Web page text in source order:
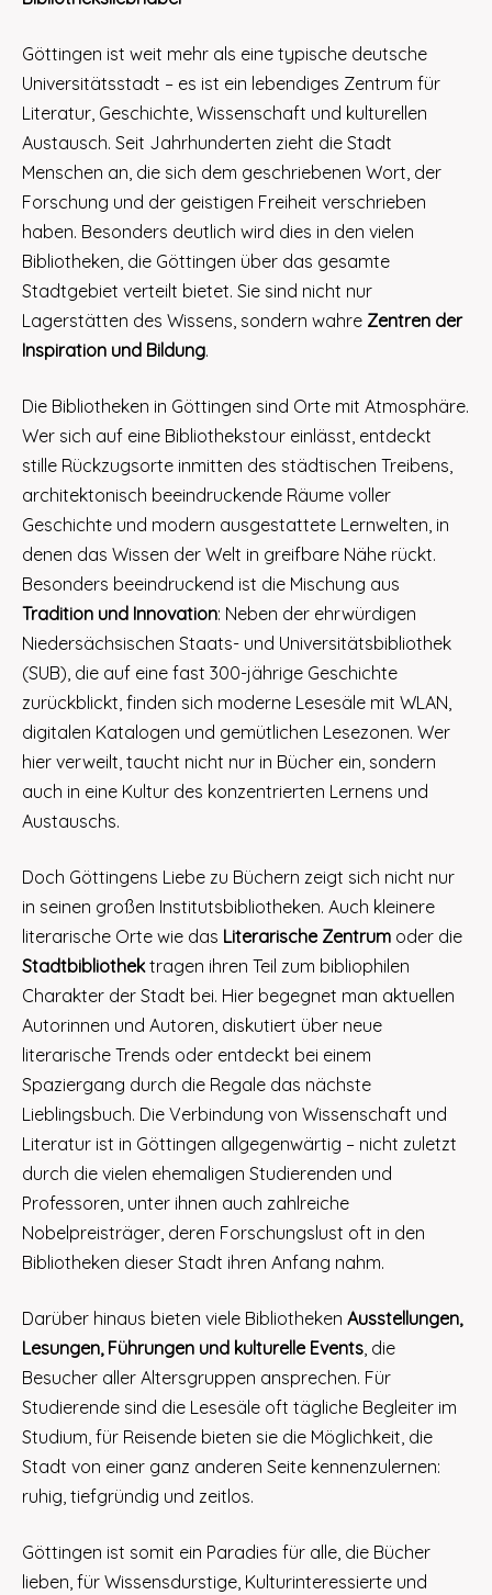
Göttingen ist weit mehr als eine typische deutsche
Universitätsstadt – es ist ein lebendiges Zentrum für
Literatur, Geschichte, Wissenschaft und kulturellen
Austausch. Seit Jahrhunderten zieht die Stadt
Menschen an, die sich dem geschriebenen Wort, der
Forschung und der geistigen Freiheit verschrieben
haben. Besonders deutlich wird dies in den vielen
Bibliotheken, die Göttingen über das gesamte
Stadtgebiet verteilt bietet. Sie sind nicht nur
Lagerstätten des Wissens, sondern wahre Zentren der
Inspiration und Bildung.
Die Bibliotheken in Göttingen sind Orte mit Atmosphäre.
Wer sich auf eine Bibliothekstour einlässt, entdeckt
stille Rückzugsorte inmitten des städtischen Treibens,
architektonisch beeindruckende Räume voller
Geschichte und modern ausgestattete Lernwelten, in
denen das Wissen der Welt in greifbare Nähe rückt.
Besonders beeindruckend ist die Mischung aus
Tradition und Innovation: Neben der ehrwürdigen
Niedersächsischen Staats- und Universitätsbibliothek
(SUB), die auf eine fast 300-jährige Geschichte
zurückblickt, finden sich moderne Lesesäle mit WLAN,
digitalen Katalogen und gemütlichen Lesezonen. Wer
hier verweilt, taucht nicht nur in Bücher ein, sondern
auch in eine Kultur des konzentrierten Lernens und
Austauschs.
Doch Göttingens Liebe zu Büchern zeigt sich nicht nur
in seinen großen Institutsbibliotheken. Auch kleinere
literarische Orte wie das Literarische Zentrum oder die
Stadtbibliothektragen ihren Teil zum bibliophilen
Charakter der Stadt bei. Hier begegnet man aktuellen
Autorinnen und Autoren, diskutiert über neue
literarische Trends oder entdeckt bei einem
Spaziergang durch die Regale das nächste
Lieblingsbuch. Die Verbindung von Wissenschaft und
Literatur ist in Göttingen allgegenwärtig – nicht zuletzt
durch die vielen ehemaligen Studierenden und
Professoren, unter ihnen auch zahlreiche
Nobelpreisträger, deren Forschungslust oft in den
Bibliotheken dieser Stadt ihren Anfang nahm.
Darüber hinaus bieten viele Bibliotheken Ausstellungen,
Lesungen, Führungen und kulturelle Events, die
Besucher aller Altersgruppen ansprechen. Für
Studierende sind die Lesesäle oft tägliche Begleiter im
Studium, für Reisende bieten sie die Möglichkeit, die
Stadt von einer ganz anderen Seite kennenzulernen:
ruhig, tiefgründig und zeitlos.
Göttingen ist somit ein Paradies für alle, die Bücher
lieben, für Wissensdurstige, Kulturinteressierte und